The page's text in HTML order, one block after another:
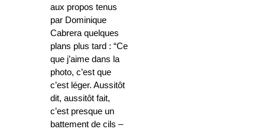
aux propos tenus
par Dominique
Cabrera quelques
plans plus tard : “Ce
que j’aime dans la
photo, c’est que
c’est léger. Aussitôt
dit, aussitôt fait,
c’est presque un
battement de cils –